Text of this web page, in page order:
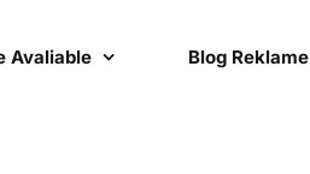
Avaliable Blog Reklame